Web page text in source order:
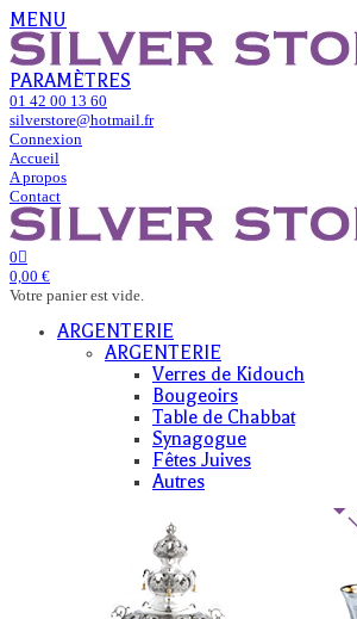
MENU
PARAMÈTRES
01 42 00 13 60
silverstore@hotmail.fr
Connexion
Accueil
A propos
Contact
0
0,00 €
Votre panier est vide.
ARGENTERIE
ARGENTERIE
Verres de Kidouch
Bougeoirs
Table de Chabbat
Synagogue
Fêtes Juives
Autres